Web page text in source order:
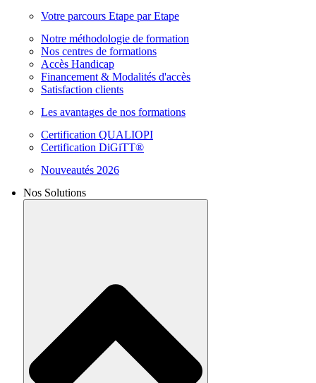
Votre parcours Etape par Etape
Notre méthodologie de formation
Nos centres de formations
Accès Handicap
Financement & Modalités d'accès
Satisfaction clients
Les avantages de nos formations
Certification QUALIOPI
Certification DiGiTT®
Nouveautés 2026
Nos Solutions